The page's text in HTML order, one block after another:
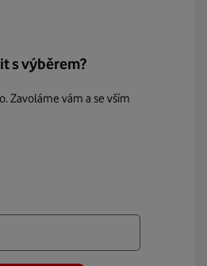
s výběrem?
Zavoláme vám a se vším